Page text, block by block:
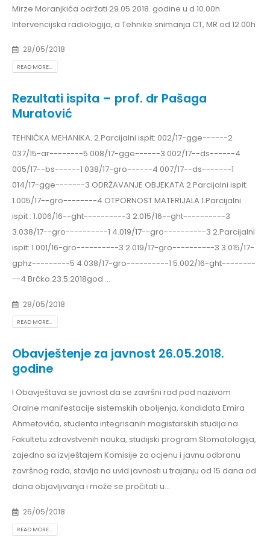
Mirze Moranjkića održati 29.05.2018. godine u d 10.00h
Intervencijska radiologija, a Tehnike snimanja CT, MR od 12.00h
28/05/2018
READ MORE...
Rezultati ispita – prof. dr Pašaga
Muratović
TEHNIČKA MEHANIKA. 2.Parcijalni ispit: 002/17-gge------2
037/15-ar--------5 008/17-gge------3 002/17--ds------4
005/17--bs------1 038/17-gro------4 007/17--ds-------1
014/17-gge-------3 ODRŽAVANJE OBJEKATA 2.Parcijalni ispit:
1.005/17--gro--------4 OTPORNOST MATERIJALA 1.Parcijalni
ispit : 1.006/16--ght----------3 2.015/16--ght----------3
3.038/17--gro----------1 4.019/17--gro----------3 2.Parcijalni
ispit: 1.001/16-gro----------3 2.019/17-gro----------3 3.015/17-
gphz---------5 4.038/17-gro----------1 5.002/16-ght--------
--4 Brčko.23.5.2018god ...
28/05/2018
READ MORE...
Obavještenje za javnost 26.05.2018.
godine
I Obavještava se javnost da se završni rad pod nazivom
Oralne manifestacije sistemskih oboljenja, kandidata Emira
Ahmetovića, studenta integrisanih magistarskih studija na
Fakultetu zdravstvenih nauka, studijski program Stomatologija,
zajedno sa izvještajem Komisije za ocjenu i javnu odbranu
završnog rada, stavlja na uvid javnosti u trajanju od 15 dana od
dana objavljivanja i može se pročitati u...
26/05/2018
READ MORE...